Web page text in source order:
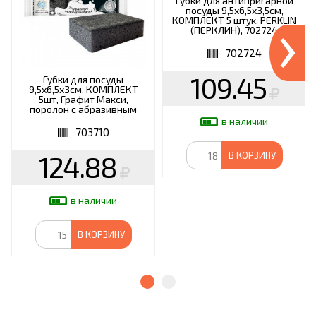
Губки для посуды
9,5х6,5х3см, КОМПЛЕКТ
5шт, Графит Макси,
поролон с абразивным
703710
124.88
в наличии
В КОРЗИНУ
посуды 9,5х6,5х3,5см,
КОМПЛЕКТ 5 штук, PERKLIN
(ПЕРКЛИН), 702724
702724
109.45
в наличии
В КОРЗИНУ
›